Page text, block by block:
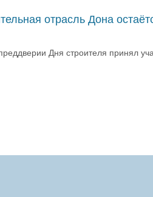
отрасль Дона
Дня строителя принял